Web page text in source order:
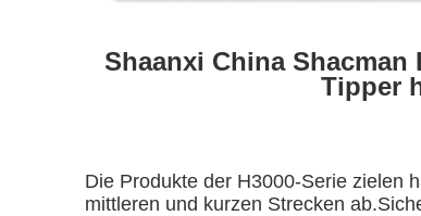
Shaanxi China Shacman
Tipper
Die Produkte der H3000-Serie zielen
mittleren und kurzen Strecken